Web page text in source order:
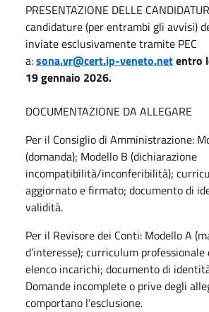
PRESENTAZIONE DELLE
candidature (per entrambi gli avvisi)
inviate esclusivamente tramite PEC
a:sona.vr@cert.ip-veneto.netentro
19 gennaio 2026.
DOCUMENTAZIONE DA ALLEGARE
Per il Consiglio di Amministrazione:
(domanda); Modello B (dichiarazione
incompatibilità/inconferibilità);
aggiornato e firmato; documento di
validità.
Per il Revisore dei Conti: Modello A
d’interesse); curriculum
elenco incarichi; documento di
Domande incomplete o prive degli
comportano l’esclusione.